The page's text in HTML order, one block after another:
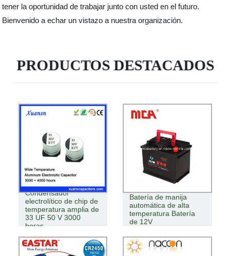
tener la oportunidad de trabajar junto con usted en el futuro.
Bienvenido a echar un vistazo a nuestra organización.
PRODUCTOS DESTACADOS
Condensador
electrolítico de chip de
temperatura amplia de
33 UF 50 V 3000
horas
Batería de manija
automática de alta
temperatura Batería
de 12V